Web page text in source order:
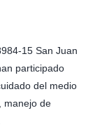
15 San Juan
participado
del medio
manejo de